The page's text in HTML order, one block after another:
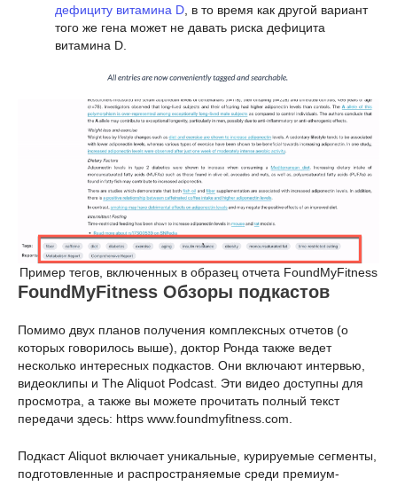
дефициту витамина D , в то время как другой вариант
того же гена может не давать риска дефицита
витамина D.
Пример тегов, включенных в образец отчета FoundMyFitness
FoundMyFitness Обзоры подкастов
Помимо двух планов получения комплексных отчетов (о
которых говорилось выше), доктор Ронда также ведет
несколько интересных подкастов. Они включают интервью,
видеоклипы и The Aliquot Podcast. Эти видео доступны для
просмотра, а также вы можете прочитать полный текст
передачи здесь: https www.foundmyfitness.com.
Подкаст Aliquot включает уникальные, курируемые сегменты,
подготовленные и распространяемые среди премиум-